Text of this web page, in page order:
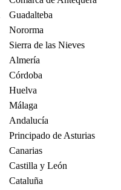
Guadalteba
Nororma
Sierra de las Nieves
Almería
Córdoba
Huelva
Málaga
Andalucía
Principado de Asturias
Canarias
Castilla y León
Cataluña